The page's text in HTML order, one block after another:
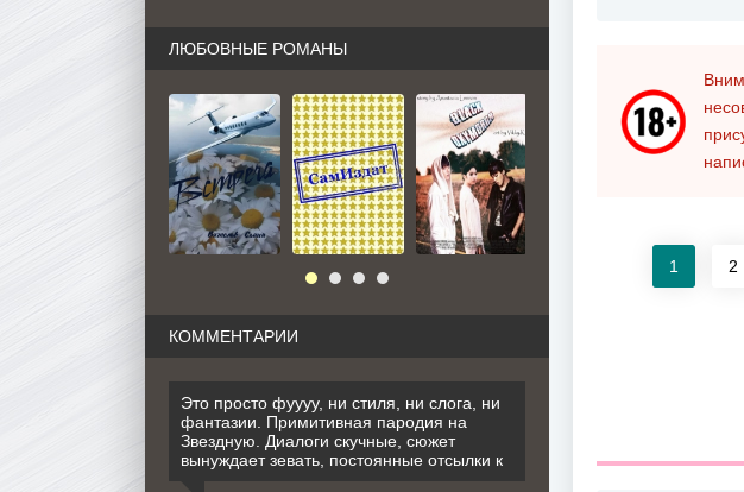
1 2
ЛЮБОВНЫЕ РОМАНЫ
КОММЕНТАРИИ
Это просто фуууу, ни стиля, ни слога, ни
фантазии. Примитивная пародия на
Звездную. Диалоги скучные, сюжет
вынуждает зевать, постоянные отсылки к